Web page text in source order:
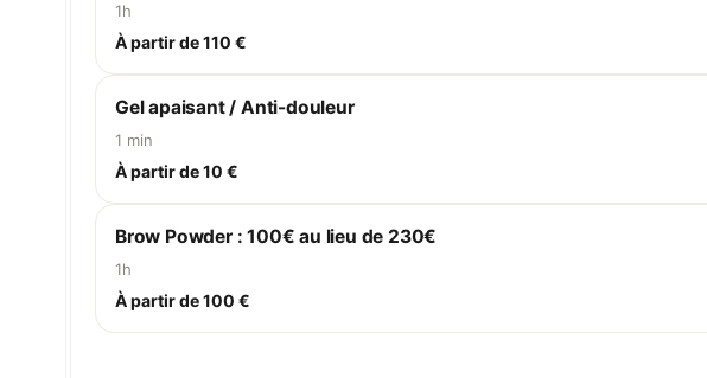
1h
À partir de 110 €
Gel apaisant / Anti-douleur
1 min
À partir de 10 €
Brow Powder : 100€ au lieu de 230€
1h
À partir de 100 €